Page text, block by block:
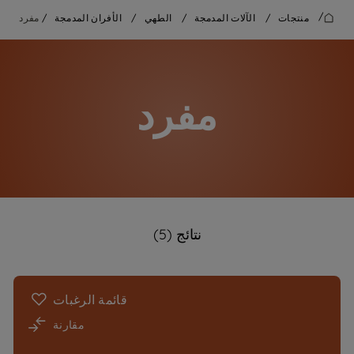
/ منتجات / الآلات المدمجة / الطهي / الأفران المدمجة / مفرد
مفرد
نتائج (5)
قائمة الرغبات
مقارنة